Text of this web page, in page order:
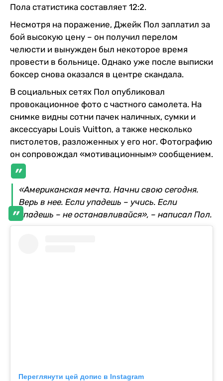
Пола статистика составляет 12:2.
Несмотря на поражение, Джейк Пол заплатил за
бой высокую цену – он получил перелом
челюсти и вынужден был некоторое время
провести в больнице. Однако уже после выписки
боксер снова оказался в центре скандала.
В социальных сетях Пол опубликовал
провокационное фото с частного самолета. На
снимке видны сотни пачек наличных, сумки и
аксессуары Louis Vuitton, а также несколько
пистолетов, разложенных у его ног. Фотографию
он сопровождал «мотивационным» сообщением.
«Американская мечта. Начни свою сегодня.
Верь в нее. Если упадешь – учись. Если
упадешь – не останавливайся», – написал Пол.
Переглянути цей допис в Instagram